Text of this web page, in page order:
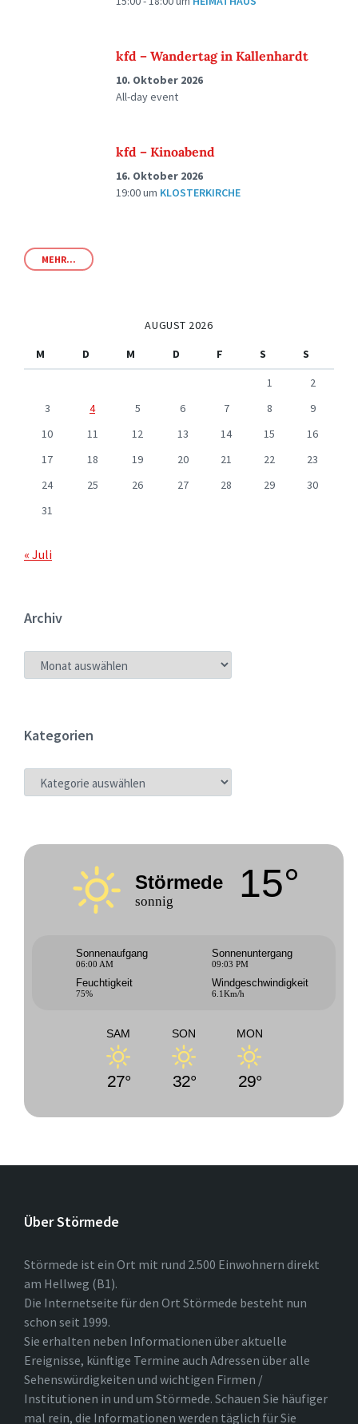
kfd – Wandertag in Kallenhardt
10. Oktober 2026
All-day event
kfd – Kinoabend
16. Oktober 2026
19:00um KLOSTERKIRCHE
MEHR...
AUGUST 2026
M
D M D F S
S
1
2
3
4 5 6 7 8
9
10
11 12 13 14 15
16
17
18 19 20 21 22
23
24
25 26 27 28 29
30
31
« Juli
Archiv
ARCHIV
Kategorien
KATEGORIEN
Störmede
sonnig 15°
Sonnenaufgang
06:00 AM
Sonnenuntergang
09:03 PM
Feuchtigkeit
75%
Windgeschwindigkeit
6.1Km/h
SAM
27°
SON
32°
MON
29°
Über Störmede
Störmede ist ein Ort mit rund 2.500 Einwohnern direkt
am Hellweg (B1).
Die Internetseite für den Ort Störmede besteht nun
schon seit 1999.
Sie erhalten neben Informationen über aktuelle
Ereignisse, künftige Termine auch Adressen über alle
Sehenswürdigkeiten und wichtigen Firmen /
Institutionen in und um Störmede. Schauen Sie häufiger
mal rein, die Informationen werden täglich für Sie